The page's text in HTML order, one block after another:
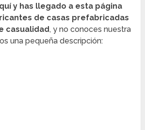
y has llegado a esta página
de casas prefabricadas
casualidad, y no conoces nuestra
una pequeña descripción: